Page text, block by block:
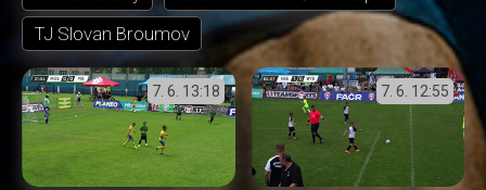
TJ Slovan Broumov
7. 6. 13:18 7. 6. 12:55